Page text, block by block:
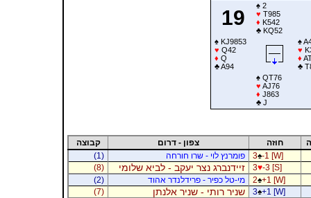
19
♠2
♥ T985
♦ K542
♣KQ52
♠KJ9853
♥ Q42
♦ Q
♣A94
♠
♥
♦
♣
♠QT76
♥ AJ76
♦ J863
♣J
חוזה צפון - דרום
קבוצה
3♠-1 [W] פומרנץ לוי - שרו חורחה
(1)
3♥-3 [S] זיידנברג נצר יעקב - לביא שלומי
(8)
2♠+1 [W] מי-טל כפיר - פרידלנדר אהוד
(2)
3♠+1 [W] שניר רותי - שניר אלנתן
(7)